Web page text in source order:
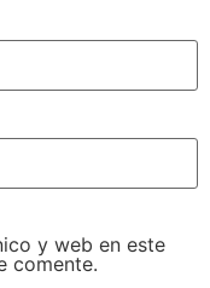
y web en este
comente.